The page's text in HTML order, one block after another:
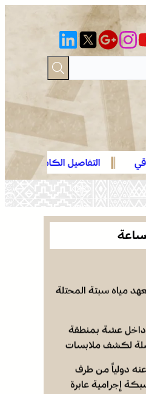
التفاصيل الكاملة لاقتحام ولي
الهدهد !
داخل عشة بمنطقة
لكشف ملابسات
إجرامية عابرة
الإقبال ينعش
مياه سبتة المحتلة
داخل عشة بمنطقة
لكشف ملابسات
دولياً من طرف
إجرامية عابرة